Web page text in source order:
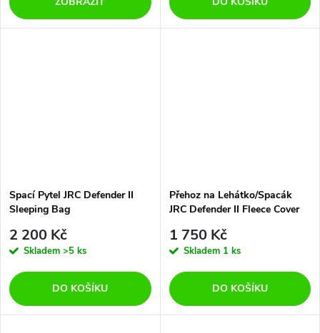
Spací Pytel JRC Defender II
Sleeping Bag
2 200 Kč
Skladem >5 ks
DO KOŠÍKU
Přehoz na Lehátko/Spacák
JRC Defender II Fleece Cover
1 750 Kč
Skladem 1 ks
DO KOŠÍKU